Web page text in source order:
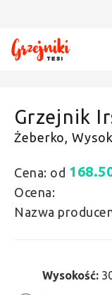
Grzejnik
Żeberko,
Cena: od
Ocena:
Nazwa
Wysokość: